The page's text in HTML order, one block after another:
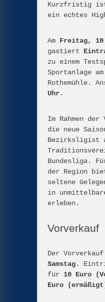
Kurzfristig ist
ein echtes
Am Freitag,
gastiert
zu einem
Sportanlage
Rothemühle.
Uhr.
Im Rahmen
die neue
Bezirksligist
Bundesliga.
der Region
seltene
in
erleben.
Vorverkauf
Der
Samstag.
für 10 Euro
Euro